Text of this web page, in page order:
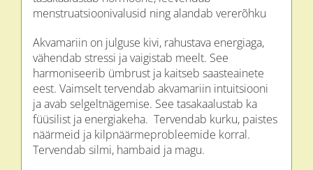
menstruatsioonivalusid ning alandab vererõhku
Akvamariin on julguse kivi, rahustava energiaga,
vähendab stressi ja vaigistab meelt. See
harmoniseerib ümbrust ja kaitseb saasteainete
eest. Vaimselt tervendab akvamariin intuitsiooni
ja avab selgeltnägemise. See tasakaalustab ka
füüsilist ja energiakeha. Tervendab kurku, paistes
näärmeid ja kilpnäärmeprobleemide korral.
Tervendab silmi, hambaid ja magu.